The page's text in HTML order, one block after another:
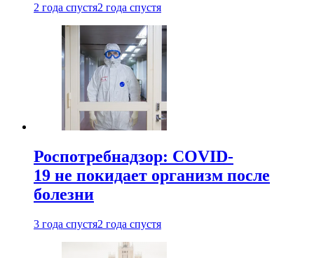
2 года спустя2 года спустя
Роспотребнадзор: COVID-
19 не покидает организм после
болезни
3 года спустя2 года спустя